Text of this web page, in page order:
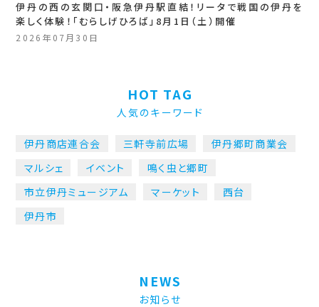
伊丹の西の玄関口・阪急伊丹駅直結！リータで戦国の伊丹を
楽しく体験！「むらしげひろば」8月1日（土）開催
2026年07月30日
HOT TAG
人気のキーワード
伊丹商店連合会 三軒寺前広場
伊丹郷町商業会
マルシェ
イベント
鳴く虫と郷町
市立伊丹ミュージアム
マーケット
西台
伊丹市
NEWS
お知らせ